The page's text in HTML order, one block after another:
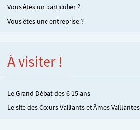
Vous êtes un particulier ?
Vous êtes une entreprise ?
À visiter !
Le Grand Débat des 6-15 ans
Le site des Cœurs Vaillants et Âmes Vaillantes